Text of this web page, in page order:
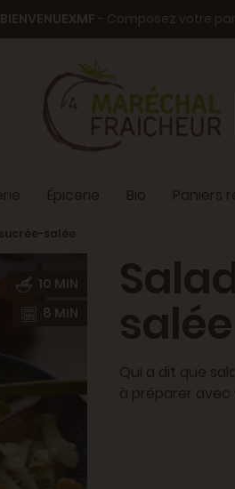
BIENVENUEXMF - Composez votre
Épicerie Bio Paniers
salée
10 MIN
8 MIN
salée
Qui a dit que
à préparer avec